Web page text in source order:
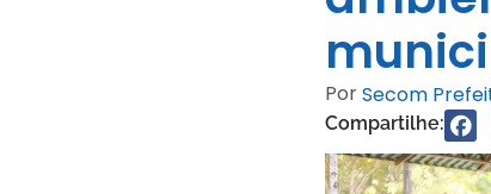
PorSecom
Compartilhe: